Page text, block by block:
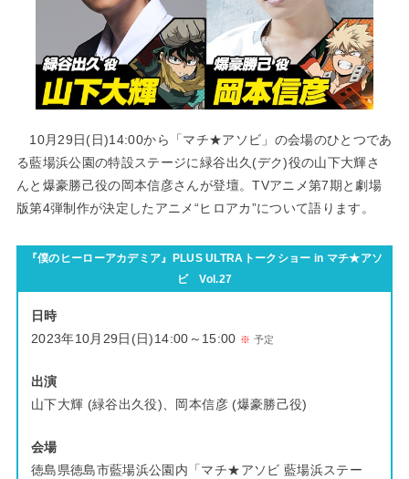
10月29日(日)14:00から「マチ★アソビ」の会場のひとつであ
る藍場浜公園の特設ステージに緑谷出久(デク)役の山下大輝さ
んと爆豪勝己役の岡本信彦さんが登壇。TVアニメ第7期と劇場
版第4弾制作が決定したアニメ“ヒロアカ”について語ります。
『僕のヒーローアカデミア』PLUS ULTRAトークショー in マチ★アソ
ビ Vol.27
日時
2023年10月29日(日)14:00～15:00 ※ 予定
出演
山下大輝 (緑谷出久役)、岡本信彦 (爆豪勝己役)
会場
徳島県徳島市藍場浜公園内「マチ★アソビ 藍場浜ステー